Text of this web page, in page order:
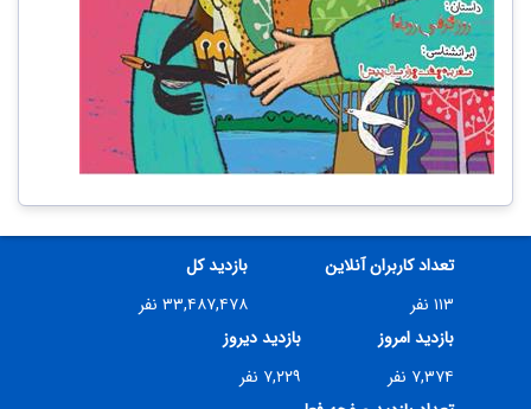
تعداد کاربران آنلاین
۱۱۳ نفر
بازدید کل
۳۳,۴۸۷,۴۷۸ نفر
بازدید امروز
۷,۳۷۴ نفر
بازدید دیروز
۷,۲۲۹ نفر